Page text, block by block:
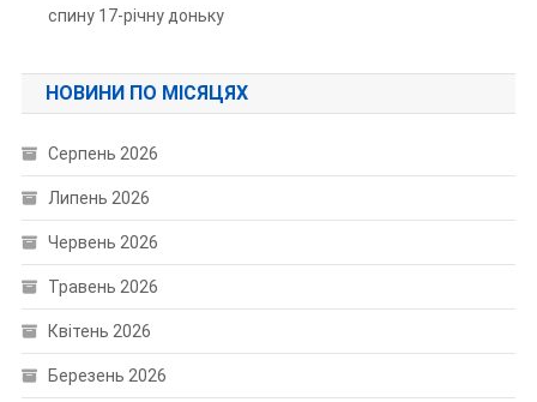
спину 17-річну доньку
НОВИНИ ПО МІСЯЦЯХ
Серпень 2026
Липень 2026
Червень 2026
Травень 2026
Квітень 2026
Березень 2026